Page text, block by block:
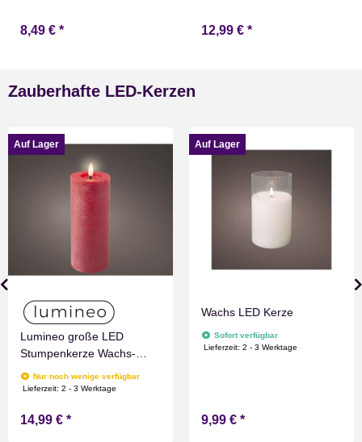
8,49 € * 12,99 € *
Zauberhafte LED-Kerzen
Auf Lager
Lumineo große LED
Stumpenkerze Wachs-
Optik Rot mit Timer
Flammen Effect für
hoch
Nur noch wenige verfügbar
Lieferzeit:2 - 3 Werktage
14,99 € *
Auf Lager
Wachs LED Kerze
Sofort verfügbar
Lieferzeit:2 - 3 Werktage
9,99 € *